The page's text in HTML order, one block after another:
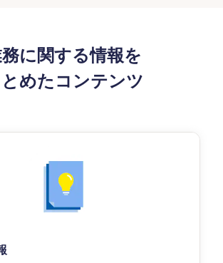
に関する情報を
めたコンテンツ